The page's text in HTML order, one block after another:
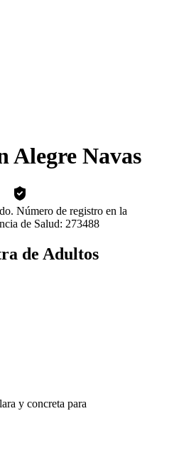
Alegre Navas
Número de registro en la
de Salud: 273488
de Adultos
y concreta para